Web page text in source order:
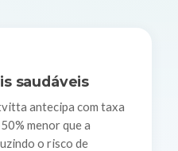
saudáveis
antecipa com taxa
menor que a
o risco de